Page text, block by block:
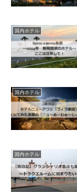
国内ホテル
国内ホテル
国内ホテル